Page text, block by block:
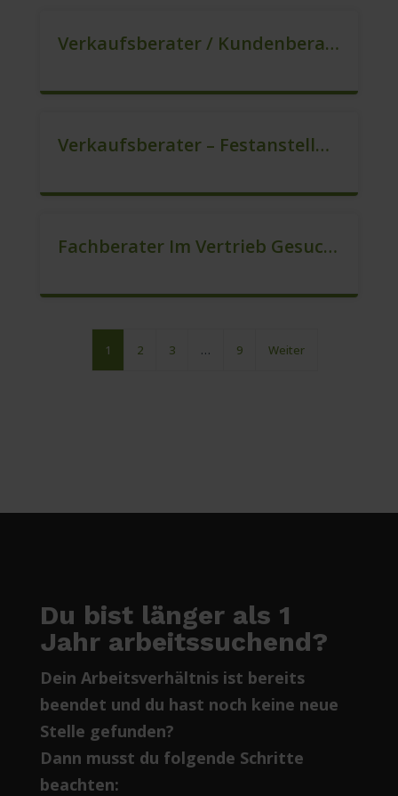
Verkaufsberater / Kundenberater (m/w/d)
Verkaufsberater – Festanstellung (m/w/d)
Fachberater Im Vertrieb Gesucht (Festanstellung) (m/w/d)
1 2 3 … 9 Weiter
Du bist länger als 1
Jahr arbeitssuchend?
Dein Arbeitsverhältnis ist bereits
beendet und du hast noch keine neue
Stelle gefunden?
Dann musst du folgende Schritte
beachten: